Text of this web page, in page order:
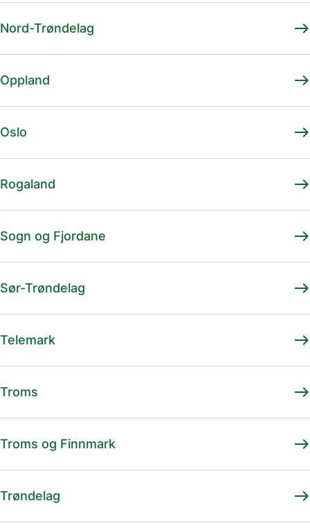
Nord-Trøndelag east
Oppland east
Oslo east
Rogaland east
Sogn og Fjordane east
Sør-Trøndelag east
Telemark east
Troms east
Troms og Finnmark east
Trøndelag east